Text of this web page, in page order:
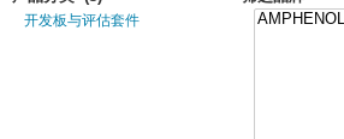
开发板与评估套件